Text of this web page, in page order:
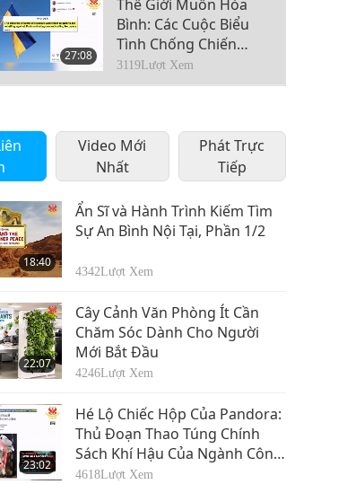
Trong Chương Trình
Nhiều Phần
27:08
Thế Giới Muốn Hòa
Bình: Các Cuộc Biểu
Tình Chống Chiến
Tranh Phi Nghĩa Của
Nga Ở Ukraine
Nhiều Phần
3119Lượt Xem
Tình Trên Toàn Thế
Giới Chống Chiến
Tranh Phi ghĩa Của
Nga Ở Ukraine
(Ureign), Phần 6
Trong Chương Trình
Nhiều Phần
3160
Video Mới
Nhất
Phát Trực
Tiếp
18:40
Ẩn Sĩ và Hành Trình Kiếm Tìm
Sự An Bình Nội Tại, Phần 1/2
4342Lượt Xem
22:07
Cây Cảnh Văn Phòng Ít Cần
Chăm Sóc Dành Cho Người
Mới Bắt Đầu
4246Lượt Xem
23:02
Hé Lộ Chiếc Hộp Của Pandora:
Thủ Đoạn Thao Túng Chính
Sách Khí Hậu Của Ngành Công
Nghiệp Thịt Người-Thân-Động
4618Lượt Xem